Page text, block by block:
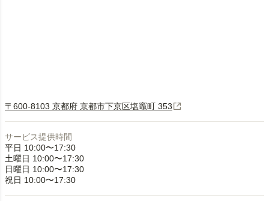
〒600-8103 京都府 京都市下京区塩竈町 353
サービス提供時間
平日 10:00〜17:30
土曜日 10:00〜17:30
日曜日 10:00〜17:30
祝日 10:00〜17:30